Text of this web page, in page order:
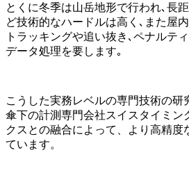
とくに冬季は山岳地形で行われ､長
ど技術的なハードルは高く､また屋
トラッキングや追い抜き､ペナルテ
データ処理を要します｡
こうした実務レベルの専門技術の研
傘下の計測専門会社スイスタイミン
クスとの融合によって、より高精度
ています。